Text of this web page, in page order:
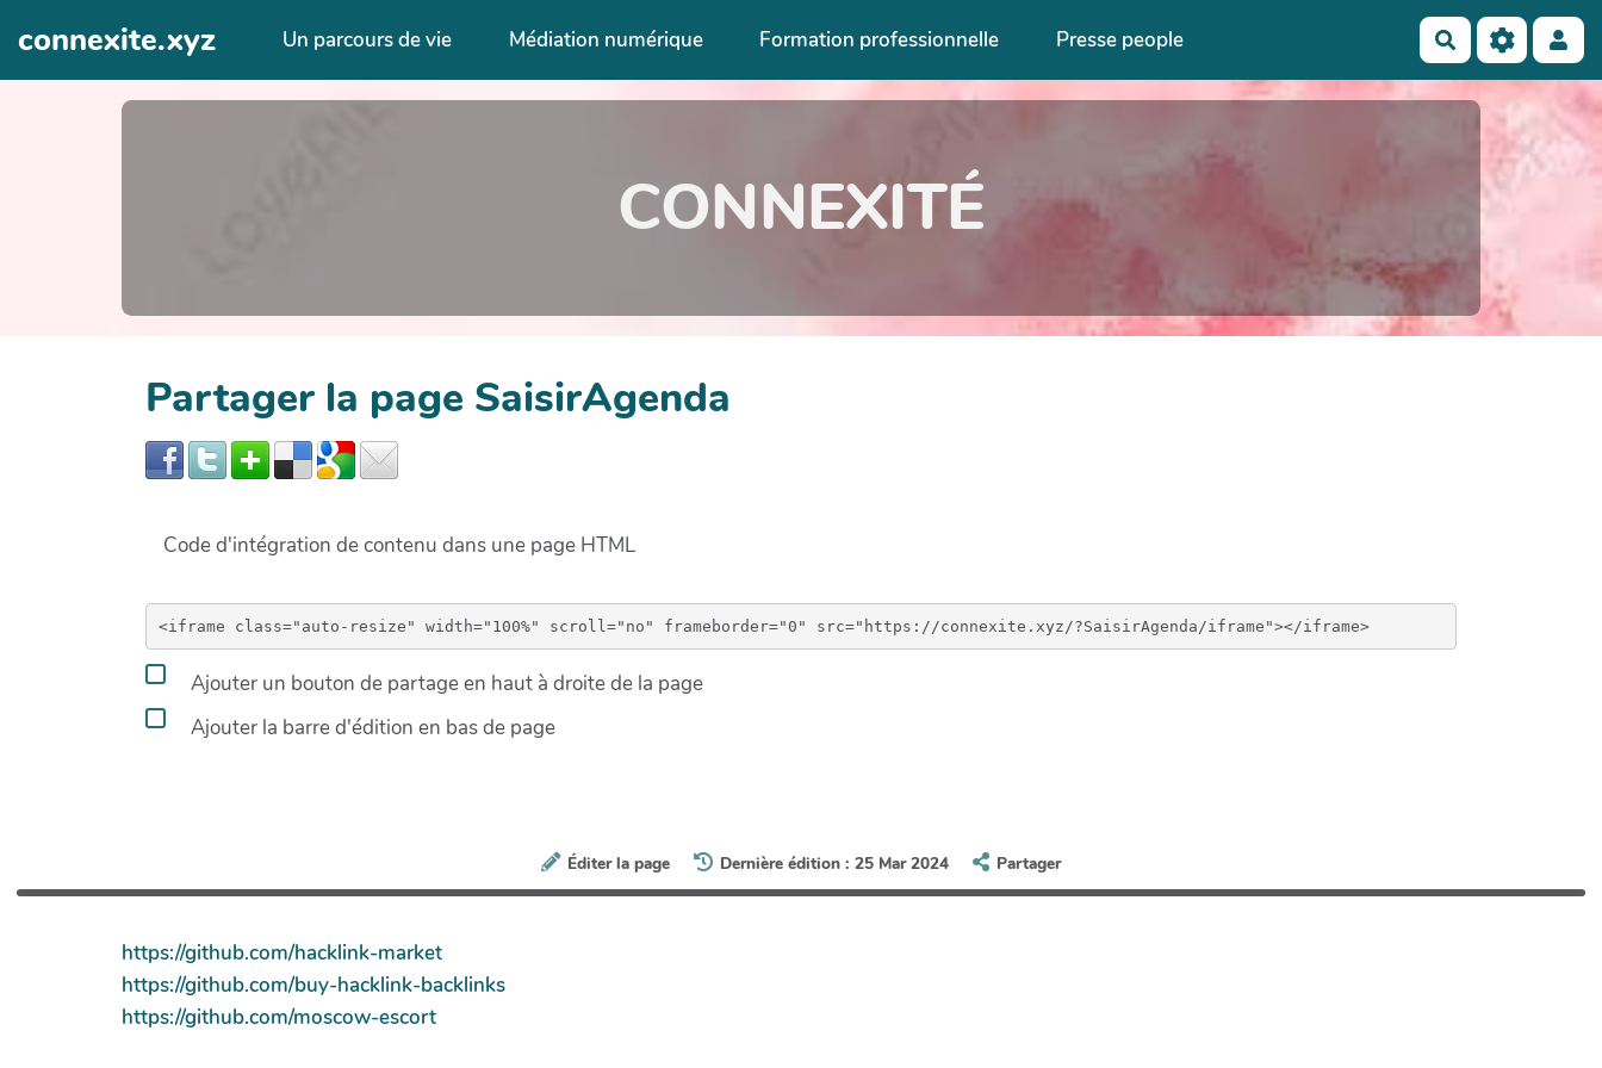
Aller au contenu principal
connexite.xyz Un parcours de vie Médiation numérique Formation professionnelle Presse people Rechercher
CONNEXITÉ
Partager la page SaisirAgenda
Code d'intégration de contenu dans une page HTML
<iframe class="auto-resize" width="100%" scroll="no" frameborder="0" src="https://connexite.xyz/?SaisirAgenda/iframe"></iframe>
Ajouter un bouton de partage en haut à droite de la page
Ajouter la barre d'édition en bas de page
Éditer la page Dernière édition : 25 Mar 2024 Partager
https://github.com/hacklink-market
https://github.com/buy-hacklink-backlinks
https://github.com/moscow-escort